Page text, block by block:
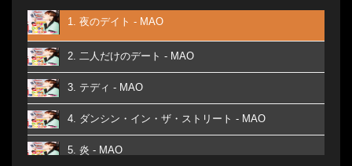
1. 夜のデイト - MAO
2. 二人だけのデート - MAO
3. テディ - MAO
4. ダンシン・イン・ザ・ストリート - MAO
5. 炎 - MAO